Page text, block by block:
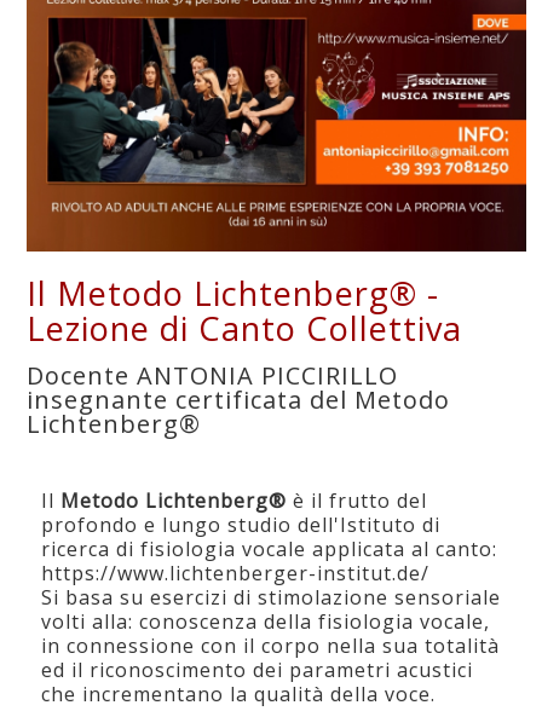
Il Metodo Lichtenberg® -
Lezione di Canto Collettiva
Docente ANTONIA PICCIRILLO
insegnante certificata del Metodo
Lichtenberg®
Il Metodo Lichtenberg® è il frutto del
profondo e lungo studio dell'Istituto di
ricerca di fisiologia vocale applicata al canto:
https://www.lichtenberger-institut.de/
Si basa su esercizi di stimolazione sensoriale
volti alla: conoscenza della fisiologia vocale,
in connessione con il corpo nella sua totalità
ed il riconoscimento dei parametri acustici
che incrementano la qualità della voce.